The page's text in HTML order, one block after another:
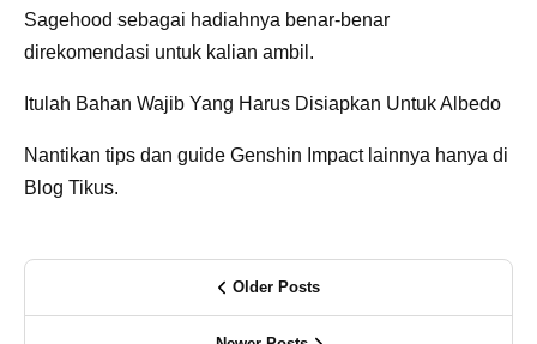
Sagehood sebagai hadiahnya benar-benar
direkomendasi untuk kalian ambil.
Itulah Bahan Wajib Yang Harus Disiapkan Untuk Albedo
Nantikan tips dan guide Genshin Impact lainnya hanya di
Blog Tikus.
Older Posts